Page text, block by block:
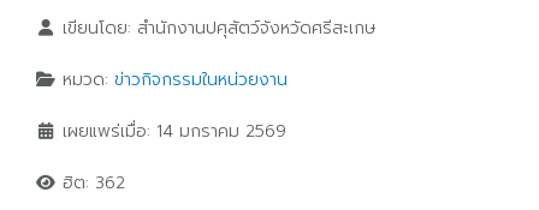
เขียนโดย: สำนักงานปศุสัตว์จังหวัดศรีสะเกษ
หมวด: ข่าวกิจกรรมในหน่วยงาน
เผยแพร่เมื่อ: 14 มกราคม 2569
ฮิต: 362